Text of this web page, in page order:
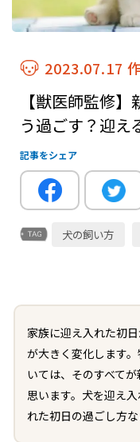
2023.07.17
【獣医師監修
う過ごす？迎え
記事をシェア
犬の飼い方
家族に迎え入れた初
が大きく変化します
いては、そのすべて
思います。犬を迎え
れた初日の過ごし方な